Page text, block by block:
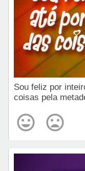
Sou feliz por
coisas pela